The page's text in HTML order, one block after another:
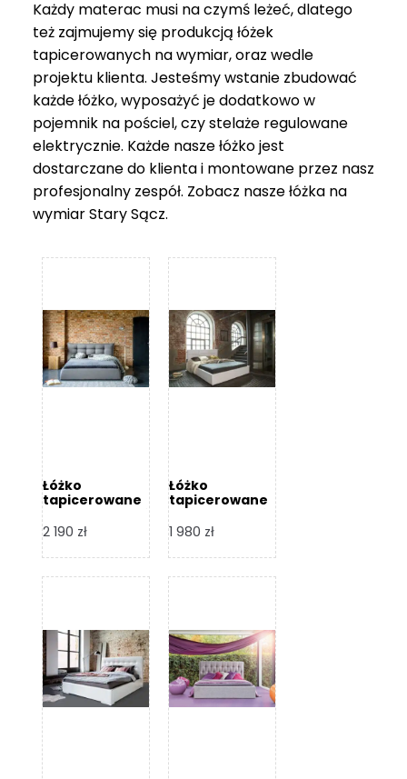
Każdy materac musi na czymś leżeć, dlatego
też zajmujemy się produkcją łóżek
tapicerowanych na wymiar, oraz wedle
projektu klienta. Jesteśmy wstanie zbudować
każde łóżko, wyposażyć je dodatkowo w
pojemnik na pościel, czy stelaże regulowane
elektrycznie. Każde nasze łóżko jest
dostarczane do klienta i montowane przez nasz
profesjonalny zespół. Zobacz naszełóżka na
wymiar Stary Sącz.
Łóżko
tapicerowane
Design
2 190 zł
Łóżko
tapicerowane
Design
1 980 zł